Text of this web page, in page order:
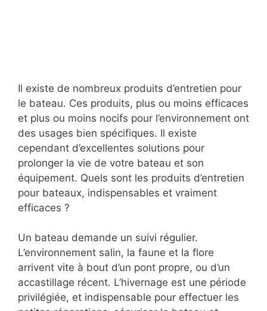
Il existe de nombreux produits d’entretien pour
le bateau. Ces produits, plus ou moins efficaces
et plus ou moins nocifs pour l’environnement ont
des usages bien spécifiques. Il existe
cependant d’excellentes solutions pour
prolonger la vie de votre bateau et son
équipement. Quels sont les produits d’entretien
pour bateaux, indispensables et vraiment
efficaces ?
Un bateau demande un suivi régulier.
L’environnement salin, la faune et la flore
arrivent vite à bout d’un pont propre, ou d’un
accastillage récent. L’hivernage est une période
privilégiée, et indispensable pour effectuer les